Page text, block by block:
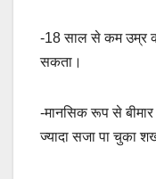
-18 साल से कम उम्र
सकता।
-मानसिक रूप से
ज्यादा सजा पा चुका